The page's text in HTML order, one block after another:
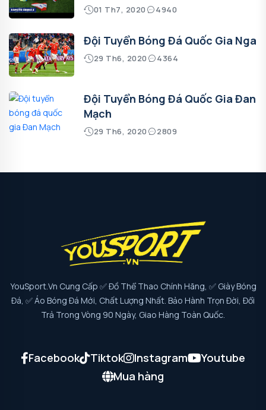
01 Th7, 2020 4940
Đội Tuyển Bóng Đá Quốc Gia Nga
29 Th6, 2020 4364
Đội Tuyển Bóng Đá Quốc Gia Đan
Mạch
29 Th6, 2020 2809
YouSport.vn Cung Cấp ✅ Đồ Thể Thao Chính Hãng, ✅ Giày Bóng
Đá, ✅ Áo Bóng Đá Mới, Chất Lượng Nhất. Bảo Hành Trọn Đời, Đổi
Trả Trong Vòng 90 Ngày, Giao Hàng Toàn Quốc.
Facebook Tiktok Instagram
Youtube
Mua hàng